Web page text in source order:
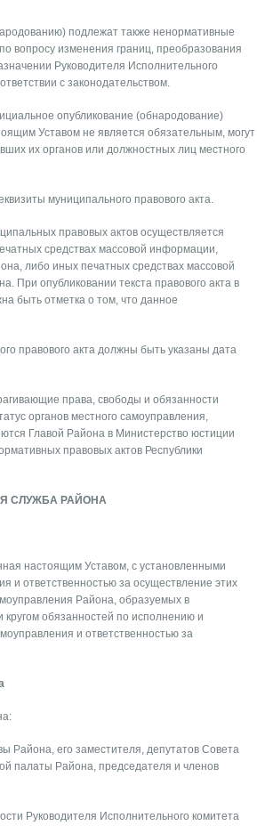
подлежат также ненормативные
вопросу изменения границ, преобразования
Руководителя Исполнительного
с законодательством.
опубликование (обнародование)
Уставом не является обязательным, могут
их органов или должностных лиц местного
муниципального правового акта.
правовых актов осуществляется
средствах массовой информации,
либо иных печатных средствах массовой
При опубликовании текста правового акта в
быть отметка о том, что данное
правового акта должны быть указаны дата
права, свободы и обязанности
органов местного самоуправления,
Главой Района в Министерство юстиции
правовых актов Республики
СЛУЖБА РАЙОНА
настоящим Уставом, с установленными
и ответственностью за осуществление этих
Района, образуемых в
обязанностей по исполнению и
и ответственностью за
Района, его заместителя, депутатов Совета
палаты Района, председателя и членов
Руководителя Исполнительного комитета